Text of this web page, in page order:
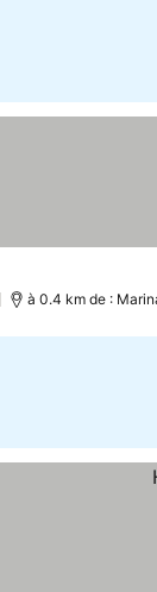
à 0.4 km de :